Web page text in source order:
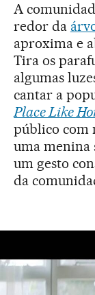
A
redor da
aproxima e
Tira os
algumas
cantar a
Place Like
público com
uma menina
um gesto
da